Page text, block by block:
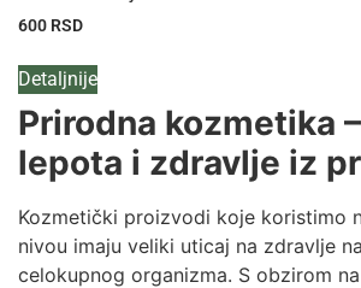
600 RSD
Detaljnije
Prirodna kozmetika
lepota i zdravlje iz
Kozmetički proizvodi koje koristimo
nivou imaju veliki uticaj na zdravlje
celokupnog organizma. S obzirom